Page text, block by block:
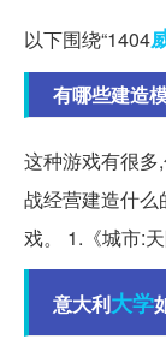
以下围绕“1404
有哪些建造
这种游戏有很
战经营建造什
戏。 1.《城市:
意大利大学